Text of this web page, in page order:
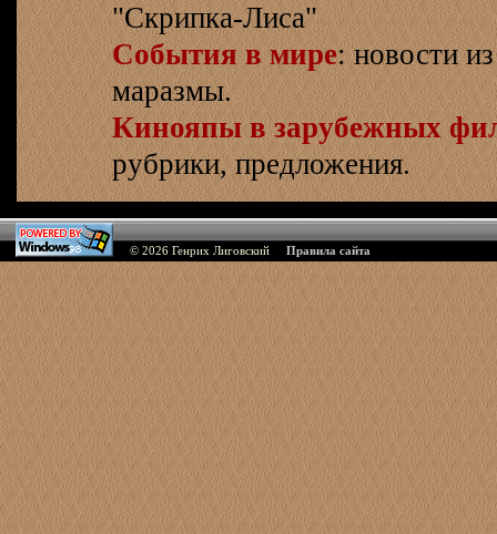
"Скрипка-Лиса"
События в мире: новости
маразмы.
Кинояпы в зарубежных
рубрики, предложения.
© 2026 Генрих Лиговский Правила сайта